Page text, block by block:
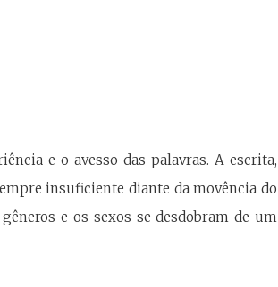
e o avesso das palavras. A escrita,
insuficiente diante da movência do
e os sexos se desdobram de um